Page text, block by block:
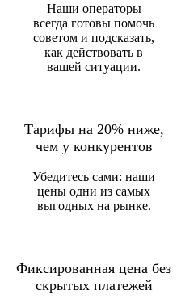
Наши операторы
всегда готовы помочь
советом и подсказать,
как действовать в
вашей ситуации.
Тарифы на 20% ниже,
чем у конкурентов
Убедитесь сами: наши
цены одни из самых
выгодных на рынке.
Фиксированная цена без
скрытых платежей